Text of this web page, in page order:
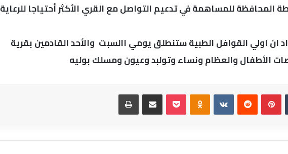
للمساهمة في تدعيم التواصل مع القري الأكثر أحتياجا للرعاية
ان اولي القوافل الطبية ستنطلق يومي االسبت والأحد القادمين بقرية
الأطفال والعظام ونساء وتولبد وعيون ومسلك بوليه
بينتيريست Odnoklassniki
‫Pocket مشاركة عبر البريد طباعة